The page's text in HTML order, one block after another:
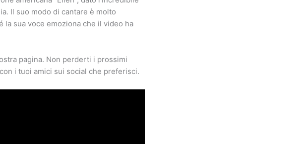
Il suo modo di cantare è molto
la sua voce emoziona che il video ha
pagina. Non perderti i prossimi
i tuoi amici sui social che preferisci.